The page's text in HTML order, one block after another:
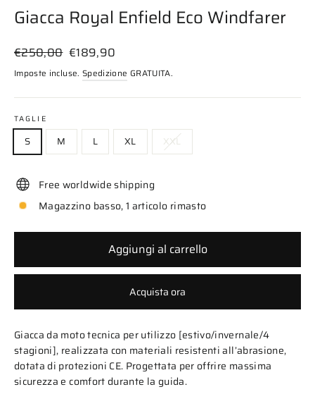
Giacca Royal Enfield Eco Windfarer
Prezzo
di
listino
€250,00 Prezzo
scontato
€189,90
Imposte incluse. Spedizione GRATUITA.
TAGLIE
S M L XL XXL
Free worldwide shipping
Magazzino basso, 1 articolo rimasto
Aggiungi al carrello
Acquista ora
Giacca da moto tecnica per utilizzo [estivo/invernale/4
stagioni], realizzata con materiali resistenti all’abrasione,
dotata di protezioni CE. Progettata per offrire massima
sicurezza e comfort durante la guida.